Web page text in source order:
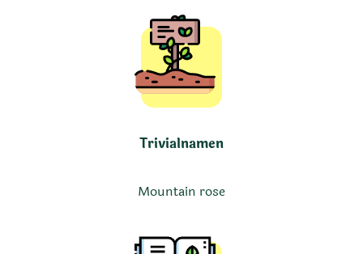
Trivialnamen
Mountain rose